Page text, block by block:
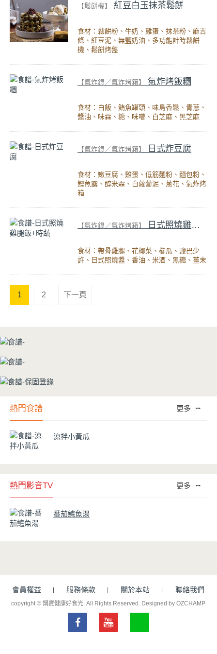
【鬆餅機】 紅豆白玉抹茶鬆餅
食材：鬆餅粉、牛奶、雞蛋、抹茶粉、麻吉
條、紅豆泥、無鹽奶油、多功能計時鬆餅
機、鬆餅烤盤
【氣炸鍋／氣炸烤箱】 氣炸烤飯糰
食材：白飯、鮪魚罐頭、味島香鬆、青蔥、
醬油、味霖、糖、味噌、白芝麻、黑芝麻
【氣炸鍋／氣炸烤箱】 日式炸豆腐
食材：嫩豆腐、雞蛋、低筋麵粉、麵包粉、
鰹魚露、醇米霖、白蘿蔔泥、蔥花、氣炸烤
箱
【氣炸鍋／氣炸烤箱】 日式照燒雞腿飯+時蔬
食材：帶骨雞腿、花椰菜、櫛瓜、鹽巴少
許、日式照燒醬、香油、米酒、黑糖、薑末
1 2 下一頁
熱門食譜 更多
涼拌小黃瓜
熱門影音TV 更多
番茄鱸魚湯
會員權益 服務條款 關於本站 聯絡我們
copyright © 鍋寶健康好食光. All Rights Reserved. Designed by OZCHAMP.